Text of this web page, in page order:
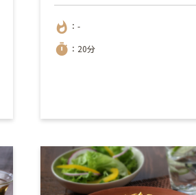
whatshot ：-
timer ：20分